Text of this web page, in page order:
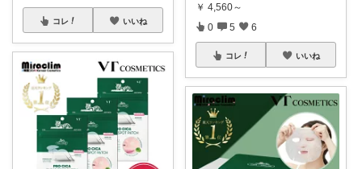
コレ いいね
￥ 4,560～
0 5 6
コレ いいね